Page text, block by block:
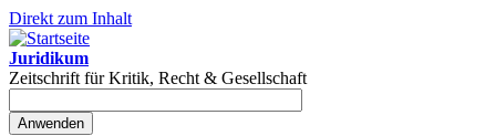
Direkt zum Inhalt
Juridikum
Zeitschrift für Kritik, Recht & Gesellschaft